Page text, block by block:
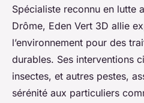
Spécialiste reconnu en lutte
Drôme, Eden Vert 3D allie
l’environnement pour des
durables. Ses interventions
insectes, et autres pestes,
sérénité aux particuliers